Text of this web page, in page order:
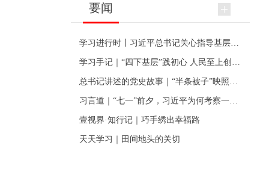
要闻
壹视界·知行记｜巧手绣出幸福路
天天学习｜田间地头的关切